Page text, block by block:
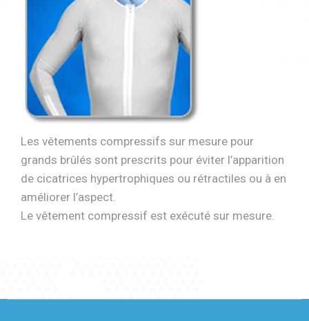
Les vêtements compressifs sur mesure pour
grands brûlés sont prescrits pour éviter l’apparition
de cicatrices hypertrophiques ou rétractiles ou à en
améliorer l’aspect.
Le vêtement compressif est exécuté sur mesure.